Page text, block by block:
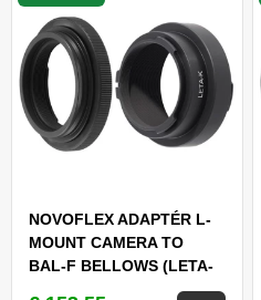
NOVOFLEX ADAPTÉR L-
MOUNT CAMERA TO
BAL-F BELLOWS (LETA-